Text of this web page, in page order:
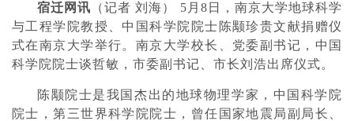
宿迁网讯 （记者 刘海） 5月8日，南京大学地球科学
与工程学院教授、中国科学院院士陈颙珍贵文献捐赠仪
式在南京大学举行。南京大学校长、党委副书记，中国
科学院院士谈哲敏，市委副书记、市长刘浩出席仪式。
陈颙院士是我国杰出的地球物理学家，中国科学院
院士，第三世界科学院院士，曾任国家地震局副局长、